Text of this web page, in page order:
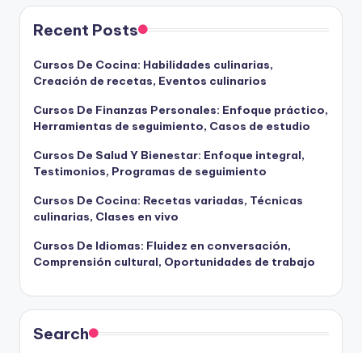
Recent Posts
Cursos De Cocina: Habilidades culinarias,
Creación de recetas, Eventos culinarios
Cursos De Finanzas Personales: Enfoque práctico,
Herramientas de seguimiento, Casos de estudio
Cursos De Salud Y Bienestar: Enfoque integral,
Testimonios, Programas de seguimiento
Cursos De Cocina: Recetas variadas, Técnicas
culinarias, Clases en vivo
Cursos De Idiomas: Fluidez en conversación,
Comprensión cultural, Oportunidades de trabajo
Search